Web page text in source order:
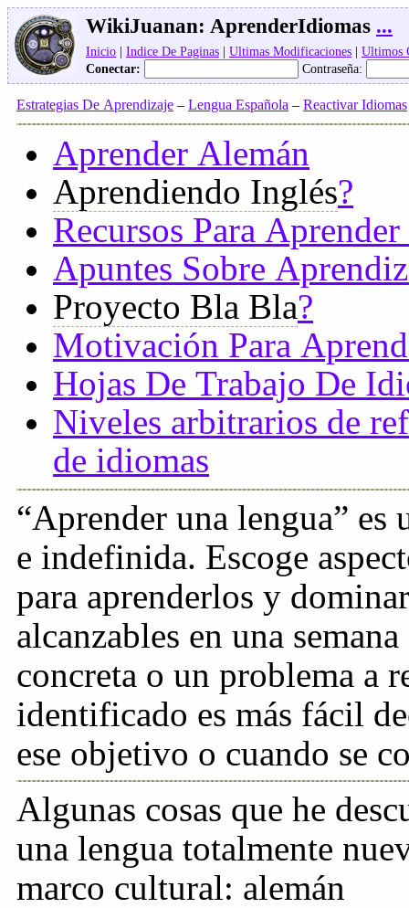
WikiJuanan: AprenderIdiomas ...
Inicio | Indice De Paginas | Ultimas Modificaciones | Ultimos
Conectar:
Contraseña:
Estrategias De Aprendizaje – Lengua Española – Reactivar Idiomas
Aprender Alemán
Aprendiendo Inglés?
Recursos Para
Apuntes Sobre
Proyecto Bla Bla?
Motivación Para
Hojas De Trabajo De
Niveles arbitrarios de
de idiomas
“Aprender una lengua” es
e indefinida. Escoge
para aprenderlos y
alcanzables en una
concreta o un problema a
identificado es más fácil
ese objetivo o cuando se
Algunas cosas que he
una lengua totalmente
marco cultural: alemán